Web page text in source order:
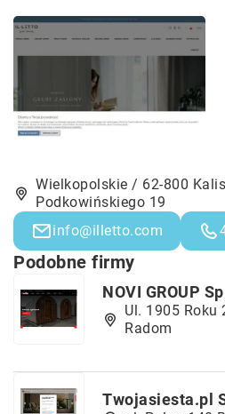
Wielkopolskie / 62-800
Podkowińskiego 19
info@illetto.com
Podobne firmy
NOVI GROUP
Ul. 1905
Radom
Twojasiesta.pl